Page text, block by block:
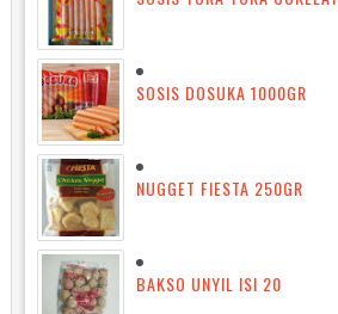
SOSIS DOSUKA 1000GR
NUGGET FIESTA 250GR
BAKSO UNYIL ISI 20